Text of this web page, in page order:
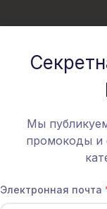
Мы
промокоды и
Электронная почта